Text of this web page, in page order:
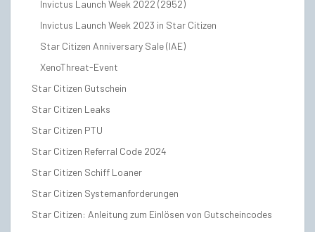
Invictus Launch Week 2022 (2952)
Invictus Launch Week 2023 in Star Citizen
Star Citizen Anniversary Sale (IAE)
XenoThreat-Event
Star Citizen Gutschein
Star Citizen Leaks
Star Citizen PTU
Star Citizen Referral Code 2024
Star Citizen Schiff Loaner
Star Citizen Systemanforderungen
Star Citizen: Anleitung zum Einlösen von Gutscheincodes